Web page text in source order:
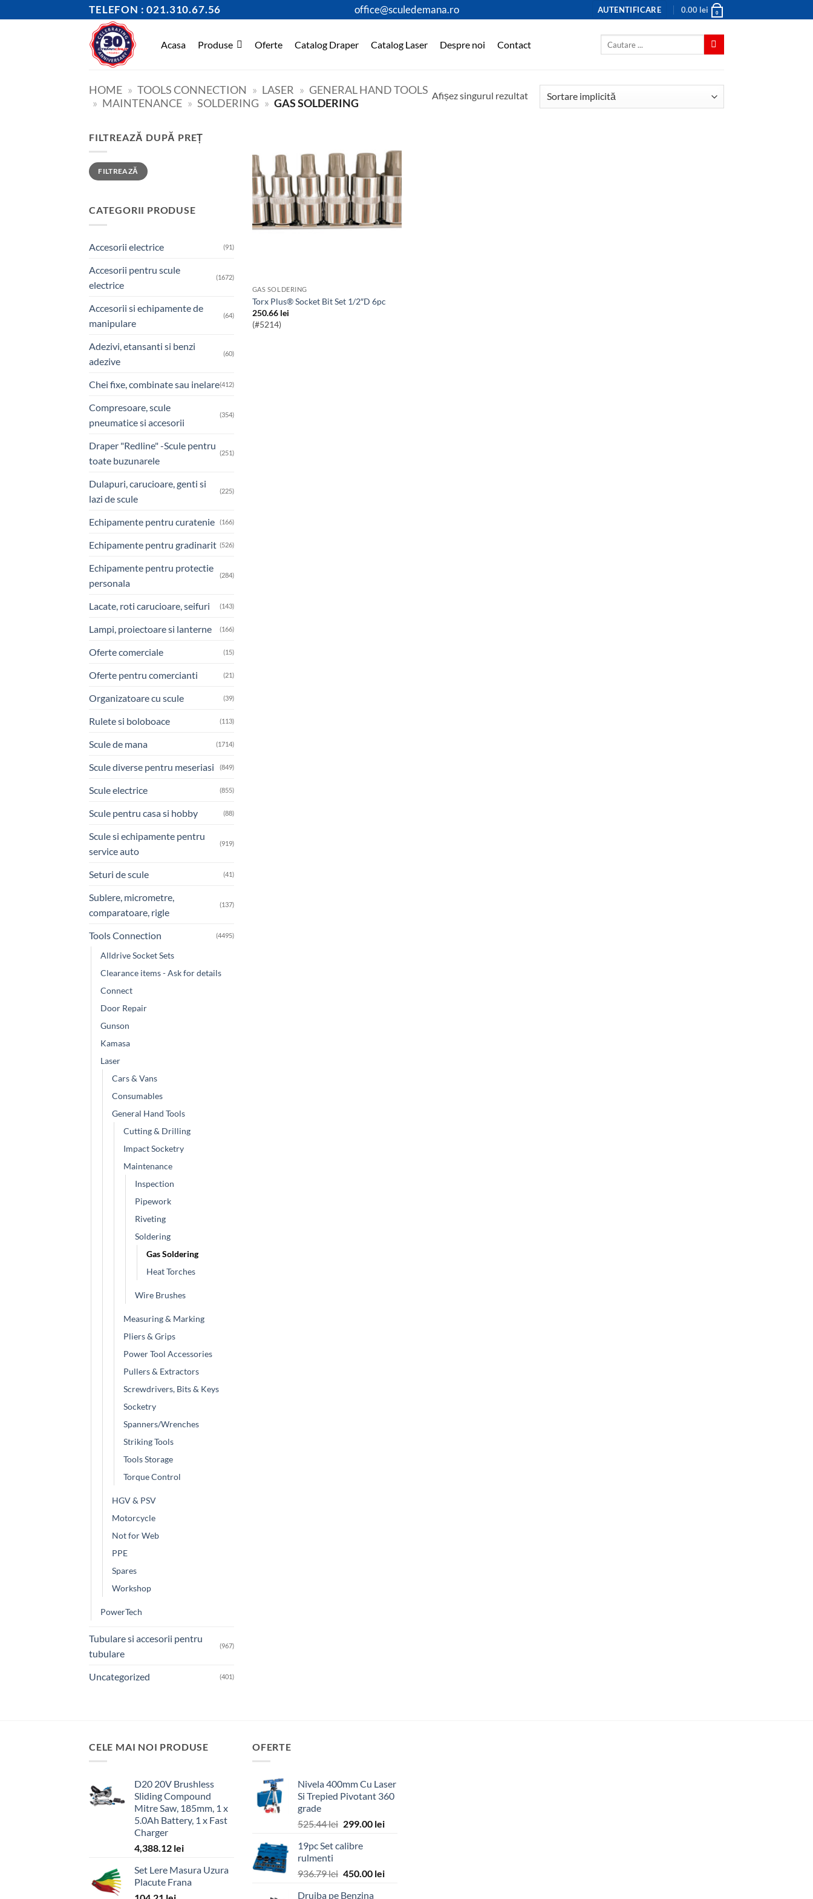
to
TELEFON : 021.310.67.56 office@sculedemana.ro AUTENTIFICARE 0.00 lei 0
Acasa Produse Oferte Catalog Draper Catalog Laser Despre noi Contact
HOME » TOOLS CONNECTION » LASER » GENERAL HAND TOOLS
» MAINTENANCE » SOLDERING » GAS SOLDERING
Afișez singurul rezultat
FILTREAZĂ DUPĂ PREȚ
Preț
minim
Preț
maxim
FILTREAZĂ
CATEGORII PRODUSE
Accesorii electrice (91)
Accesorii pentru scule
electrice
(1672)
Accesorii si echipamente de
manipulare
(64)
Adezivi, etansanti si benzi
adezive
(60)
Chei fixe, combinate sau inelare(412)
Compresoare, scule
pneumatice si accesorii
(354)
Draper "Redline" -Scule pentru
toate buzunarele
(251)
Dulapuri, carucioare, genti si
lazi de scule
(225)
Echipamente pentru curatenie (166)
Echipamente pentru gradinarit (526)
Echipamente pentru protectie
personala
(284)
Lacate, roti carucioare, seifuri (143)
Lampi, proiectoare si lanterne (166)
Oferte comerciale (15)
Oferte pentru comercianti (21)
Organizatoare cu scule (39)
Rulete si boloboace (113)
Scule de mana (1714)
Scule diverse pentru meseriasi (849)
Scule electrice (855)
Scule pentru casa si hobby (88)
Scule si echipamente pentru
service auto
(919)
Seturi de scule (41)
Sublere, micrometre,
comparatoare, rigle
(137)
Tools Connection (4495)
Alldrive Socket Sets
Clearance items - Ask for details
Connect
Door Repair
Gunson
Kamasa
Laser
Cars & Vans
Consumables
General Hand Tools
Cutting & Drilling
Impact Socketry
Maintenance
Inspection
Pipework
Riveting
Soldering
Gas Soldering
Heat Torches
Wire Brushes
Measuring & Marking
Pliers & Grips
Power Tool Accessories
Pullers & Extractors
Screwdrivers, Bits & Keys
Socketry
Spanners/Wrenches
Striking Tools
Tools Storage
Torque Control
HGV & PSV
Motorcycle
Not for Web
PPE
Spares
Workshop
PowerTech
Tubulare si accesorii pentru
tubulare
(967)
Uncategorized (401)
GAS SOLDERING
Torx Plus® Socket Bit Set 1/2″D 6pc
250.66 lei
(#5214)
CELE MAI NOI PRODUSE
D20 20V Brushless
Sliding Compound
Mitre Saw, 185mm, 1 x
5.0Ah Battery, 1 x Fast
Charger
4,388.12 lei
Set Lere Masura Uzura
Placute Frana
OFERTE
Nivela 400mm Cu Laser
Si Trepied Pivotant 360
grade
525.44lei Prețul
a
525.44 lei.
299.00 leiPrețul
19pc Set calibre
rulmenti
936.79lei Prețul
450.00 leiPrețul
Drujba pe Benzina